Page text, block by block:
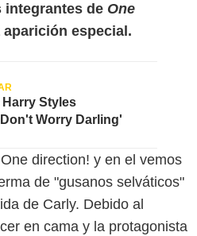
integrantes de One
aparición especial.
Styles
Worry Darling'
direction! y en el vemos
de "gusanos selváticos"
de Carly. Debido al
en cama y la protagonista